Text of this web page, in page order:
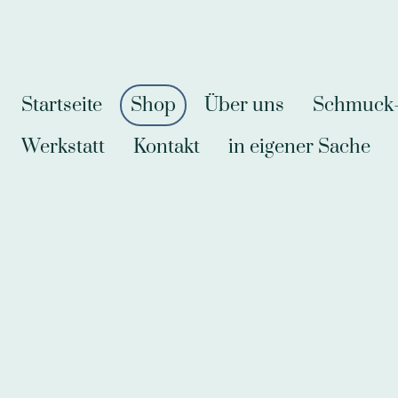
Startseite Shop Über uns
Werkstatt
Kontakt in eigener Sache